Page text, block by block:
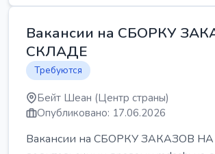
Вакансии на СБОРКУ
СКЛАДЕ
Требуются
Бейт Шеан (Центр страны)
Опубликовано: 17.06.2026
Вакансии на СБОРКУ ЗАКАЗОВ